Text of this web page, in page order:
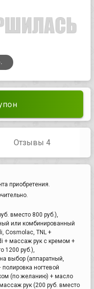
Отзывы 4
приобретения.
вместо 800 руб.),
или комбинированный
Cosmolac, TNL +
+ массаж рук с кремом +
1200 руб.),
выбор (аппаратный,
ногтевой
(по желанию) + масло
рук (200 руб. вместо